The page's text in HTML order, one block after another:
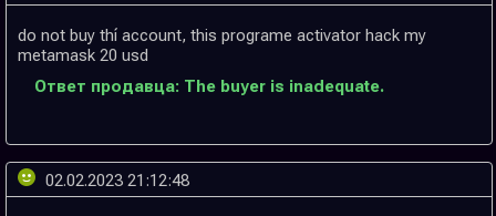
do not buy thí account, this programe activator hack my
Ответ продавца: The buyer is inadequate.
02.02.2023 21:12:48